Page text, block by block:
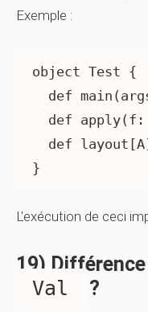
Exemple :
object Test {
def
def
def
}
L'exécution de ceci
19)
Val
?